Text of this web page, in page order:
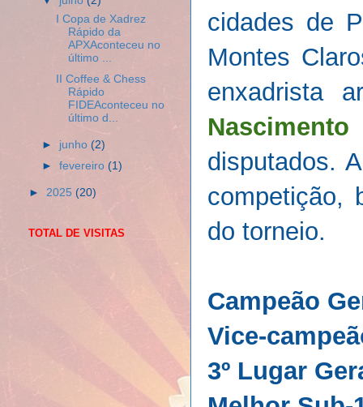
cidades de
Montes
enxadrista
disputados.
competição,
do torneio.
Campeão
Vice-
3º Lugar
I Copa de Xadrez
Rápido da
APXAconteceu no
último ...
II Coffee & Chess
Rápido
FIDEAconteceu no
último d...
► junho (2)
►fevereiro (1)
► 2025 (20)
TOTAL DE VISITAS